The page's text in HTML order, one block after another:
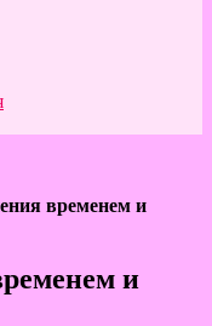
временем и
и